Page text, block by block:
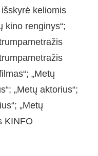
keliomis
kino renginys“;
„Metų
„Metų aktorius“;
„Metų
KINFO